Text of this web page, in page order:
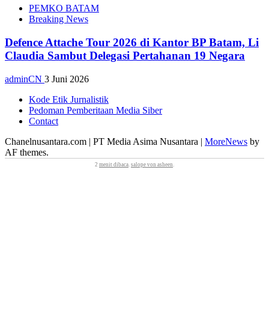
PEMKO BATAM
Breaking News
Defence Attache Tour 2026 di Kantor BP Batam, Li
Claudia Sambut Delegasi Pertahanan 19 Negara
adminCN 3 Juni 2026
Kode Etik Jurnalistik
Pedoman Pemberitaan Media Siber
Contact
Chanelnusantara.com | PT Media Asima Nusantara | MoreNews by
AF themes.
2 menit dibaca salope von asheen